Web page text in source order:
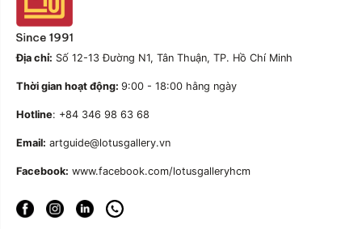
Địa chỉ: Số 12-13 Đường N1, Tân Thuận, TP. Hồ Chí Minh
Thời gian hoạt động: 9:00 - 18:00 hằng ngày
Hotline: +84 346 98 63 68
Email: artguide@lotusgallery.vn
Facebook: www.facebook.com/lotusgalleryhcm